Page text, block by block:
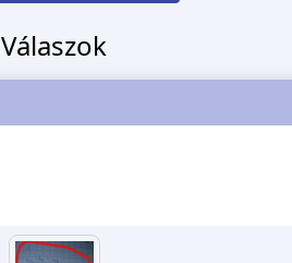
Válaszok